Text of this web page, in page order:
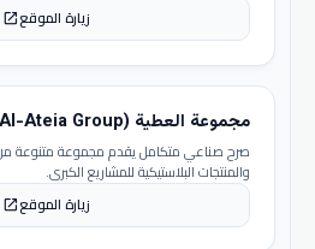
زيارة الموقعopen_in_new
مجموعة العطية (Al-Ateia Group)
صرح صناعي متكامل يقدم مجموعة متنوعة من
والمنتجات البلاستيكية للمشاريع الكبرى.
زيارة الموقعopen_in_new